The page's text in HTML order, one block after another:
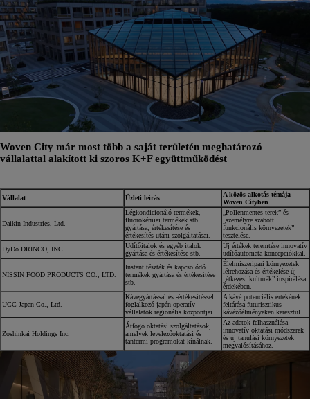
Woven City már most több a saját területén meghatározó
vállalattal alakított ki szoros K+F együttműködést
Vállalat Üzleti leírás
A közös alkotás témája
Woven Cityben
Daikin Industries, Ltd.
Légkondicionáló termékek,
fluorokémiai termékek stb.
gyártása, értékesítése és
értékesítés utáni szolgáltatásai.
„Pollenmentes terek” és
„személyre szabott
funkcionális környezetek”
tesztelése.
DyDo DRINCO, INC.
Üdítőitalok és egyéb italok
gyártása és értékesítése stb.
Új értékek teremtése innovatív
üdítőautomata-koncepciókkal.
NISSIN FOOD PRODUCTS CO., LTD.
Instant tészták és kapcsolódó
termékek gyártása és értékesítése
stb.
Élelmiszeripari környezetek
létrehozása és értékelése új
„étkezési kultúrák” inspirálása
érdekében.
UCC Japan Co., Ltd.
Kávégyártással és -értékesítéssel
foglalkozó japán operatív
vállalatok regionális központjai.
A kávé potenciális értékének
feltárása futurisztikus
kávézóélményeken keresztül.
Zoshinkai Holdings Inc.
Átfogó oktatási szolgáltatások,
amelyek levelezőoktatási és
tantermi programokat kínálnak.
Az adatok felhasználása
innovatív oktatási módszerek
és új tanulási környezetek
megvalósításához.